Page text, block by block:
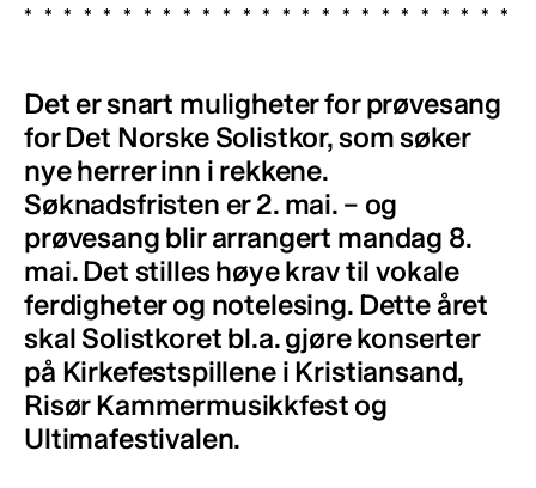
Det er snart muligheter for prøvesang
for Det Norske Solistkor, som søker
nye herrer inn i rekkene.
Søknadsfristen er 2. mai. – og
prøvesang blir arrangert mandag 8.
mai. Det stilles høye krav til vokale
ferdigheter og notelesing. Dette året
skal Solistkoret bl.a. gjøre konserter
på Kirkefestspillene i Kristiansand,
Risør Kammermusikkfest og
Ultimafestivalen.